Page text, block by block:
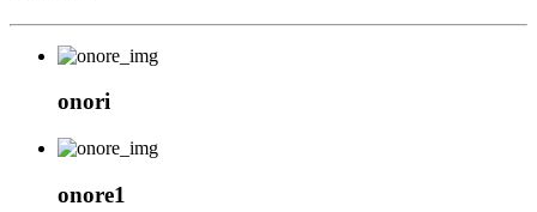
onori
onore1